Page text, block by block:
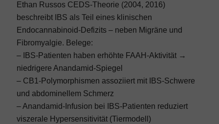
Ethan Russos CEDS-Theorie (2004, 2016)
beschreibt IBS als Teil eines klinischen
Endocannabinoid-Defizits – neben Migräne und
Fibromyalgie. Belege:
– IBS-Patienten haben erhöhte FAAH-Aktivität →
niedrigere Anandamid-Spiegel
– CB1-Polymorphismen assoziiert mit IBS-Schwere
und abdominellem Schmerz
– Anandamid-Infusion bei IBS-Patienten reduziert
viszerale Hypersensitivität (Tiermodell)